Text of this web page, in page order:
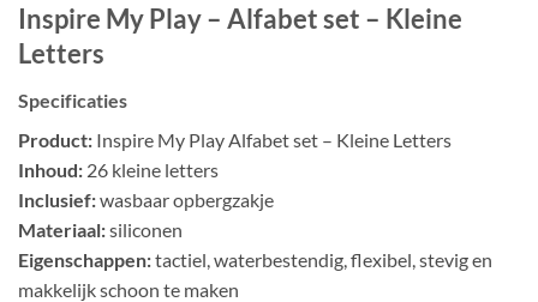
Inspire My Play – Alfabet set – Kleine
Letters
Specificaties
Product: Inspire My Play Alfabet set – Kleine Letters
Inhoud: 26 kleine letters
Inclusief:wasbaar opbergzakje
Materiaal:siliconen
Eigenschappen:tactiel, waterbestendig, flexibel, stevig en
makkelijk schoon te maken